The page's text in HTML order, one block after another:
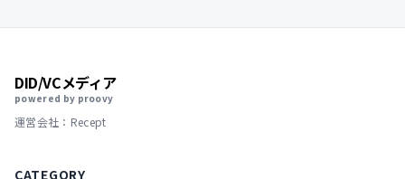
DID/VCメディア
powered by proovy
運営会社：Recept
CATEGORY